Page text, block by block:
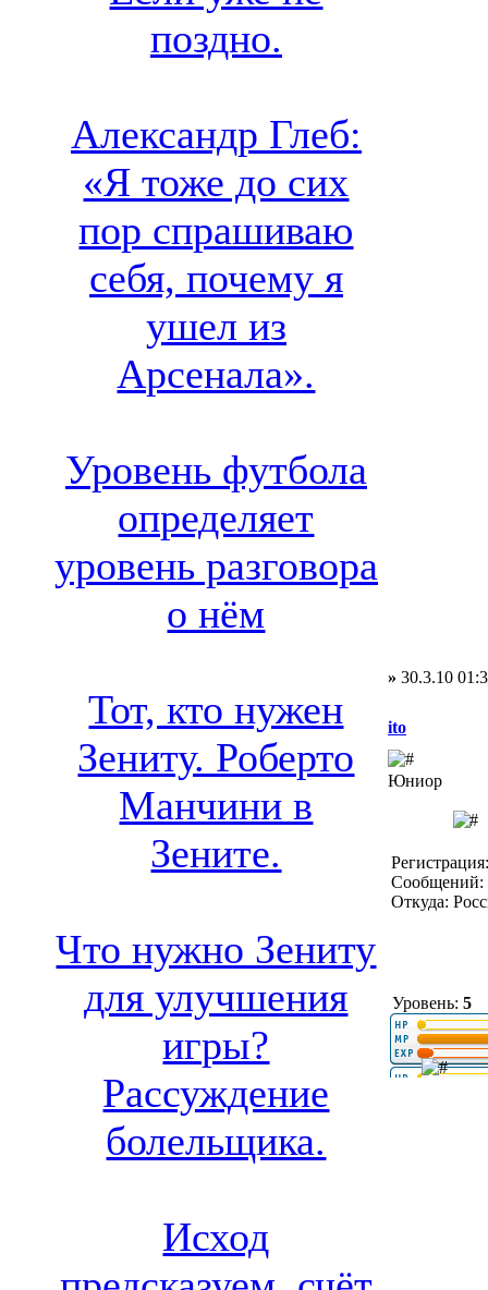
поздно.
Александр Глеб:
«Я тоже до сих
пор спрашиваю
себя, почему я
ушел из
Арсенала».
Уровень футбола
определяет
уровень разговора
о нём
Тот, кто нужен
Зениту. Роберто
Манчини в
Зените.
Что нужно Зениту
для улучшения
игры?
Рассуждение
болельщика.
Исход
» 30.3.10
ito
Юниор
Сообщений:
Откуда:
Уровень: 5